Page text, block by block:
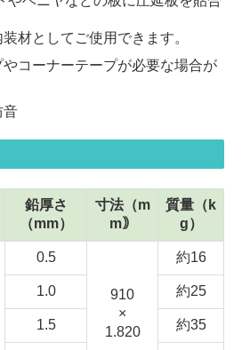
材としてご使用できます。
やコーナーテープが必要な場合が
音
鉛厚さ
（mm）
寸法（m
m｠
質量（k
g）
0.5
910
×
1.820
約16
1.0 約25
1.5 約35